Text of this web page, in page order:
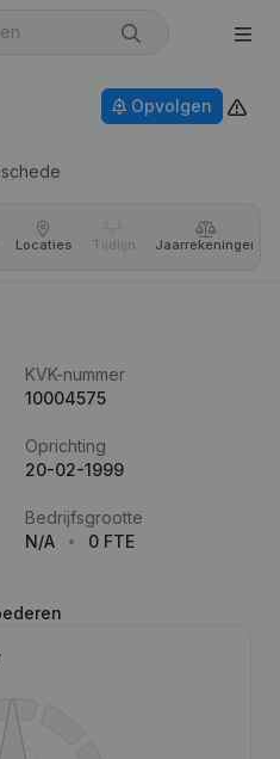
Opvolgen
Locaties Tijdlijn Jaar­rekeningen
KVK-nummer
10004575
Oprichting
20-02-1999
Bedrijfsgrootte
N/A
0 FTE